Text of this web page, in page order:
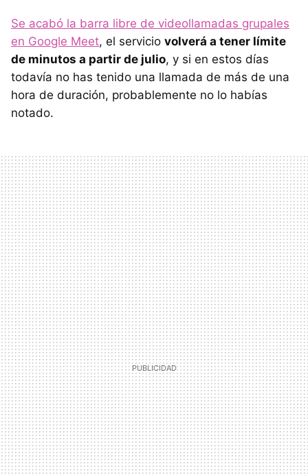
Se acabó la barra libre de videollamadas grupales
en Google Meet, el servicio volverá a tener límite
de minutos a partir de julio, y si en estos días
todavía no has tenido una llamada de más de una
hora de duración, probablemente no lo habías
notado.